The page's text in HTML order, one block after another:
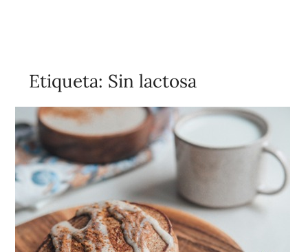
Etiqueta: Sin lactosa